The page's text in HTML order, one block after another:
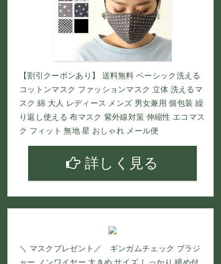
【割引クーポンあり】 送料無料 ベーシック洗える
コットンマスク ファッションマスク 立体 洗えるマ
スク 綿 大人 レディース メンズ 男女兼用 個包装 繰
り返し使える 布マスク 紫外線対策 伸縮性 エコマス
ク フィット 無地 星 おしゃれ メール便
詳しく見る
＼ マスクプレゼント／ ギンガムチェック ブラジ
ャー ノンワイヤー 大きめ サイズ しっかり 締め付